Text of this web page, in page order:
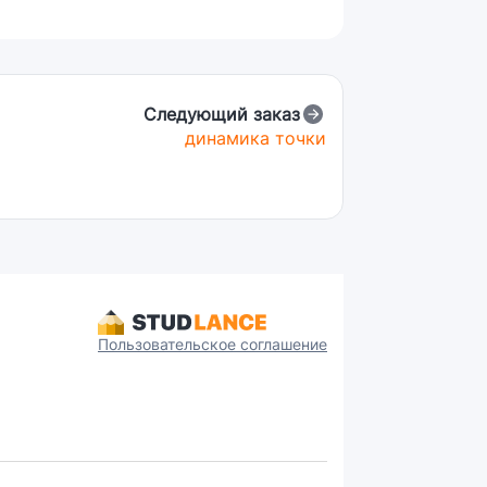
Следующий заказ
динамика точки
Пользовательское соглашение